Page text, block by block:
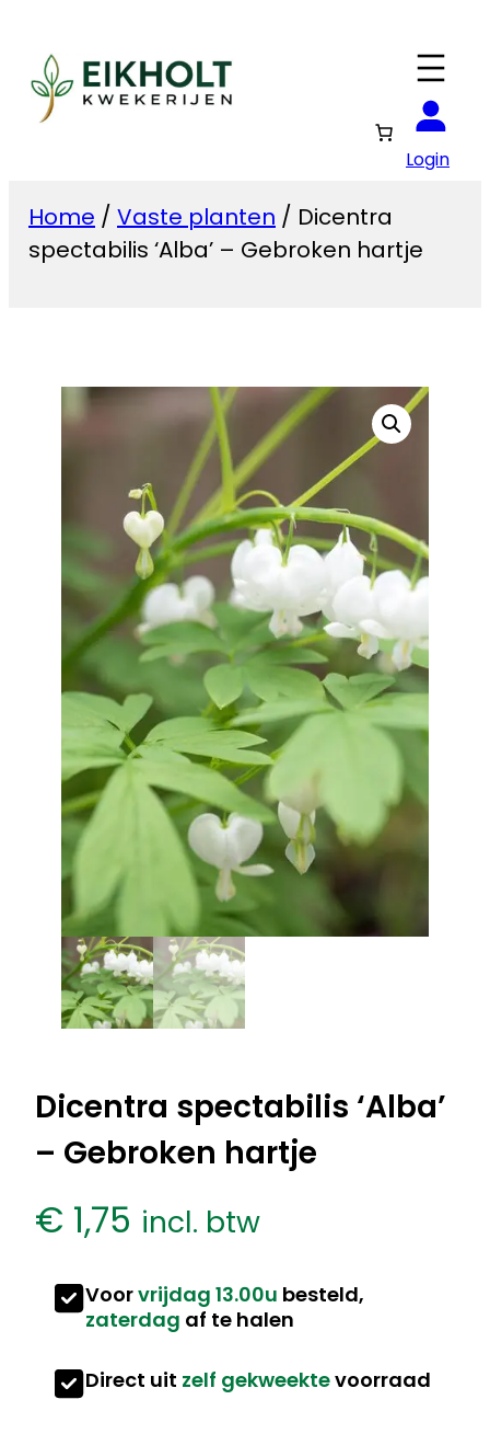
inhoud
Login
Home / Vaste planten / Dicentra
spectabilis ‘Alba’ – Gebroken hartje
Dicentra spectabilis ‘Alba’
– Gebroken hartje
€ 1,75 incl. btw
Voorvrijdag 13.00u besteld,
zaterdag af te halen
Direct uit zelf gekweektevoorraad